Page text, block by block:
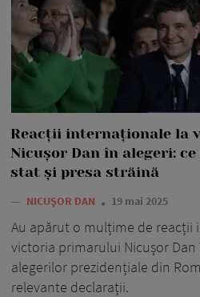
Reacții internaționale la
Nicușor Dan în alegeri:
stat și presa străină
— NICUȘOR DAN 19 mai 2025
Au apărut o mulțime de reacții
victoria primarului Nicușor
alegerilor prezidențiale din
relevante declarații.